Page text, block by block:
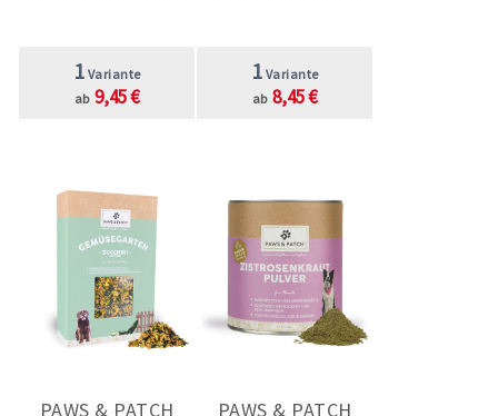
1 Variante
ab 9,45 €
1 Variante
ab 8,45 €
PAWS & PATCH
PAWS & PATCH